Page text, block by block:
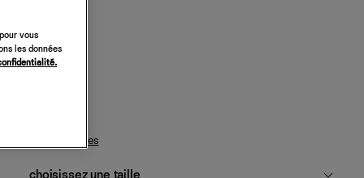
228 €
guide des tailles
vous
les données